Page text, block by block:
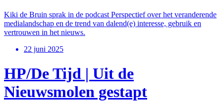
Kiki de Bruin sprak in de podcast Perspectief over het veranderende
medialandschap en de trend van dalend(e) interesse, gebruik en
vertrouwen in het nieuws.
22 juni 2025
HP/De Tijd | Uit de
Nieuwsmolen gestapt